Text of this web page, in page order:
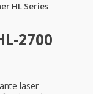
HL Series
2700
laser